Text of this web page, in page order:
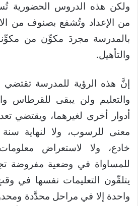
ولكن هذه الدروس الحضورية
من الإعداد وتُشفع بصنوف من
بالمدرسة مجردَ مكوِّن من
والتأهيل.
إنَّ هذه الرؤية للمدرسة تقتضي
والتعليم ولن يبقى للقرطاس
أدوار أخرى لغيرهما، ويقتضي
معنى للرسوب، ولا لنهاية
خادع، ولا لاستعراض
للمساواة في وضعية مفروضة
يتلقّون التعليمات نفسها في
واحدة إلا في مراحل محدَّدة